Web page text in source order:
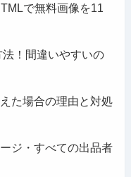
で無料画像を11
！間違いやすいの
た場合の理由と対処
ジ・すべての出品者